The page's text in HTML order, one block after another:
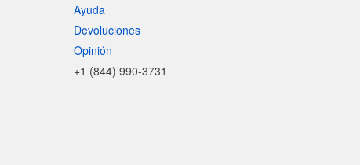
Ayuda
Devoluciones
Opinión
+1 (844) 990-3731